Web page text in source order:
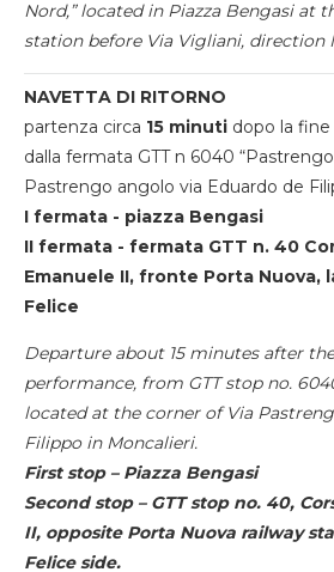
Nord,” located in Piazza Bengasi at
station before Via Vigliani, direction
NAVETTA DI RITORNO
partenza circa 15 minuti dopo la
dalla fermata GTT n 6040
Pastrengo angolo via Eduardo de
I fermata - piazza Bengasi
II fermata - fermata GTT n. 40
Emanuele II, fronte Porta Nuova,
Felice
Departure about 15 minutes after
performance, from GTT stop no.
located at the corner of Via
Filippo in Moncalieri.
First stop – Piazza Bengasi
Second stop – GTT stop no. 40,
II, opposite Porta Nuova railway
Felice side.